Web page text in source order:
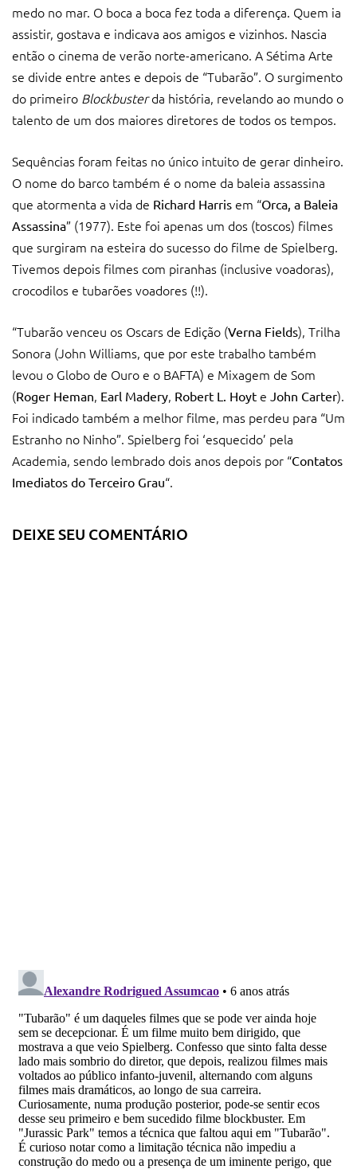
medo no mar. O boca a boca fez toda a diferença. Quem ia
assistir, gostava e indicava aos amigos e vizinhos. Nascia
então o cinema de verão norte-americano. A Sétima Arte
se divide entre antes e depois de “Tubarão”. O surgimento
do primeiro Blockbusterda história, revelando ao mundo o
talento de um dos maiores diretores de todos os tempos.
Sequências foram feitas no único intuito de gerar dinheiro.
O nome do barco também é o nome da baleia assassina
que atormenta a vida de Richard Harris em “Orca, a Baleia
Assassina” (1977). Este foi apenas um dos (toscos) filmes
que surgiram na esteira do sucesso do filme de Spielberg.
Tivemos depois filmes com piranhas (inclusive voadoras),
crocodilos e tubarões voadores (!!).
“Tubarão venceu os Oscars de Edição (Verna Fields), Trilha
Sonora (John Williams, que por este trabalho também
levou o Globo de Ouro e o BAFTA) e Mixagem de Som
(Roger Heman, Earl Madery, Robert L. Hoyt e John Carter).
Foi indicado também a melhor filme, mas perdeu para “Um
Estranho no Ninho”. Spielberg foi ‘esquecido’ pela
Academia, sendo lembrado dois anos depois por “Contatos
Imediatos do Terceiro Grau“.
DEIXE SEU COMENTÁRIO